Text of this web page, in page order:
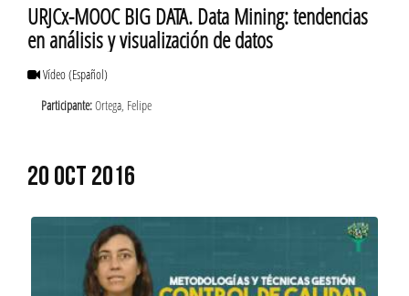
URJCx-MOOC BIG DATA. Data Mining: tendencias
en análisis y visualización de datos
Vídeo(Español)
Participante:Ortega, Felipe
20 OCT 2016